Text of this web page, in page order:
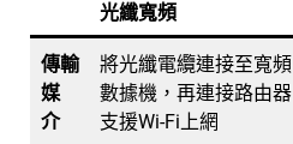
光纖寬頻
傳輸
媒
介
將光纖電纜連接至寬頻
數據機，再連接路由器
支援Wi-Fi上網